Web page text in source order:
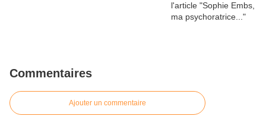
Commentaires
Ajouter un commentaire